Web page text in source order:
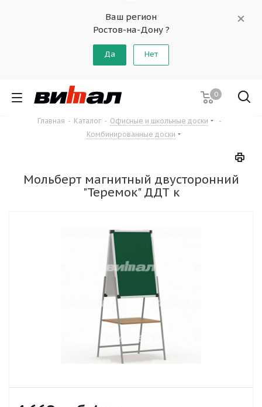
Ваш регион
Ростов-на-Дону ?
Да Нет
0
Главная - Каталог - Офисные и школьные доски
-
Комбинированные доски
Мольберт магнитный двусторонний
"Теремок" ДДТ к